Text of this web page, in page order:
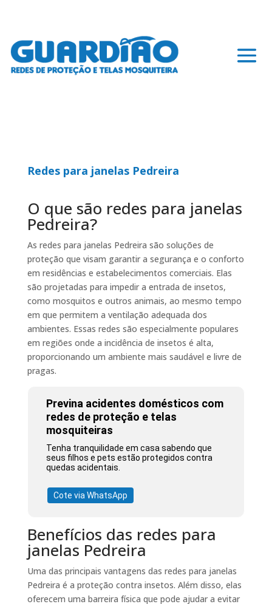
Redes para janelas Pedreira
O que são redes para janelas
Pedreira?
As redes para janelas Pedreira são soluções de
proteção que visam garantir a segurança e o conforto
em residências e estabelecimentos comerciais. Elas
são projetadas para impedir a entrada de insetos,
como mosquitos e outros animais, ao mesmo tempo
em que permitem a ventilação adequada dos
ambientes. Essas redes são especialmente populares
em regiões onde a incidência de insetos é alta,
proporcionando um ambiente mais saudável e livre de
pragas.
Previna acidentes domésticos com
redes de proteção e telas
mosquiteiras
Tenha tranquilidade em casa sabendo que
seus filhos e pets estão protegidos contra
quedas acidentais.
Cote via WhatsApp
Benefícios das redes para
janelas Pedreira
Uma das principais vantagens das redes para janelas
Pedreira é a proteção contra insetos. Além disso, elas
oferecem uma barreira física que pode ajudar a evitar